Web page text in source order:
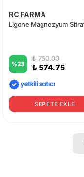
RC FARMA
%23
₺ 750.00
₺ 574.75
SEPETE EKLE